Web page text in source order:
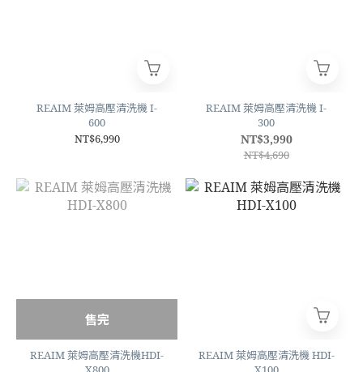
REAIM 萊姆高壓清洗機 I-
600
NT$6,990
REAIM 萊姆高壓清洗機 I-
300
NT$3,990
NT$4,690
售完
REAIM 萊姆高壓清洗機HDI-
REAIM 萊姆高壓清洗機 HDI-